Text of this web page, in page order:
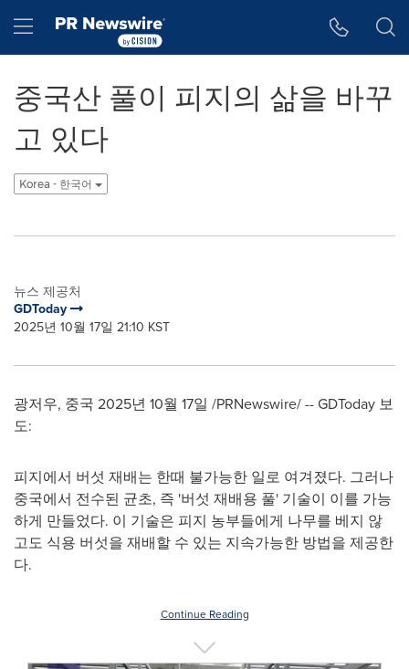
Hamburger menu
중국산 풀이 피지의 삶을 바꾸
고 있다
Korea - 한국어
뉴스 제공처
GDToday
2025년 10월 17일 21:10 KST
광저우, 중국 2025년 10월 17일 /PRNewswire/ -- GDToday 보
도:
피지에서 버섯 재배는 한때 불가능한 일로 여겨졌다. 그러나
중국에서 전수된 균초, 즉 '버섯 재배용 풀' 기술이 이를 가능
하게 만들었다. 이 기술은 피지 농부들에게 나무를 베지 않
고도 식용 버섯을 재배할 수 있는 지속가능한 방법을 제공한
다.
Continue Reading